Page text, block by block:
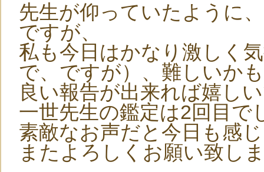
先生が仰っていたように
ですが、
私も今日はかなり激しく
で、ですが）、難しいか
良い報告が出来れば嬉し
一世先生の鑑定は2回目
素敵なお声だと今日も感
またよろしくお願い致し